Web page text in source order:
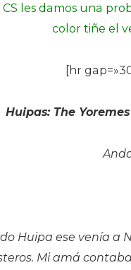
les damos una
color tiñe el
[hr
Huipas: The
Huipa ese venía a
Mi amá